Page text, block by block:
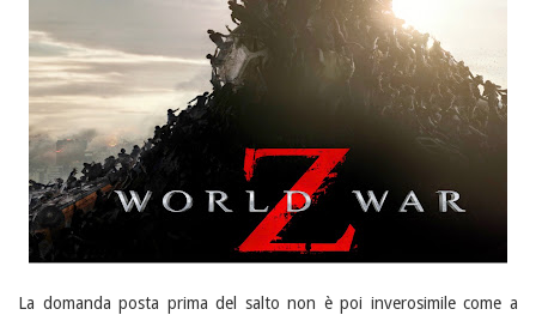
La domanda posta prima del salto non è poi inverosimile come a